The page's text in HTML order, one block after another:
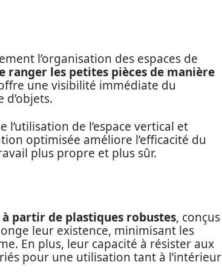
l’organisation des espaces de
ranger les petites pièces de manière
une visibilité immédiate du
de l’espace vertical et
optimisée améliore l’efficacité du
plus propre et plus sûr.
partir de plastiques robustes, conçus
leur existence, minimisant les
En plus, leur capacité à résister aux
pour une utilisation tant à l’intérieur